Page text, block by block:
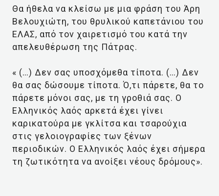
Θα ήθελα να κλείσω με μια φράση του Άρη
Βελουχιώτη, του θρυλικού καπετάνιου του
ΕΛΑΣ, από τον χαιρετισμό του κατά την
απελευθέρωση της Πάτρας.
« (…) Δεν σας υποσχόμεθα τίποτα. (…) Δεν
θα σας δώσουμε τίποτα. Ό,τι πάρετε, θα το
πάρετε μόνοι σας, με τη γροθιά σας. Ο
Ελληνικός λαός αρκετά έχει γίνει
καρικατούρα με γκλίτσα και τσαρούχια
στις γελοιογραφίες των ξένων
περιοδικών. Ο Ελληνικός λαός έχει σήμερα
τη ζωτικότητα να ανοίξει νέους δρόμους».